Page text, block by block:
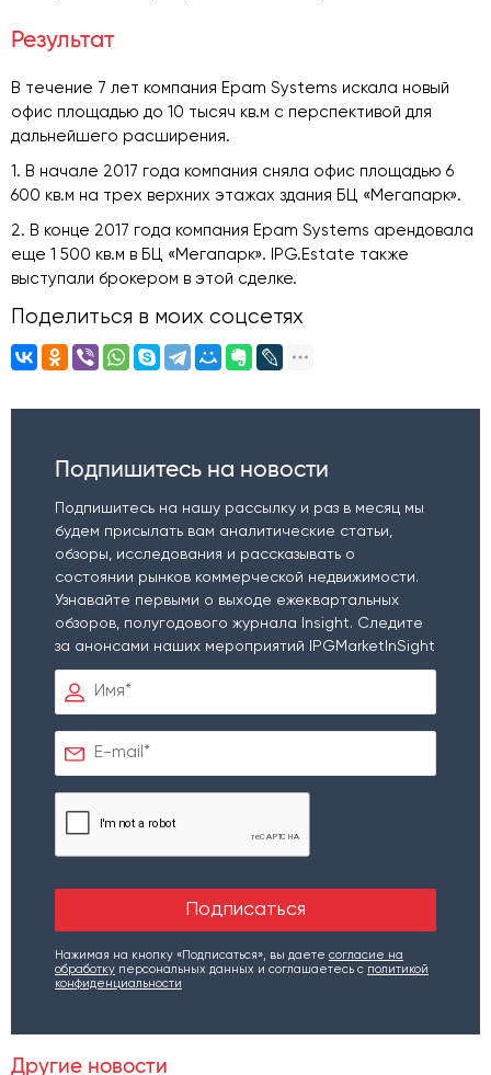
Результат
В течение 7 лет компания Epam Systems искала новый
офис площадью до 10 тысяч кв.м с перспективой для
дальнейшего расширения.
1. В начале 2017 года компания сняла офис площадью 6
600 кв.м на трех верхних этажах здания БЦ «Мегапарк».
2. В конце 2017 года компания Epam Systems арендовала
еще 1 500 кв.м в БЦ «Мегапарк». IPG.Estate также
выступали брокером в этой сделке.
Поделиться в моих соцсетях
Подпишитесь на новости
Подпишитесь на нашу рассылку и раз в месяц мы
будем присылать вам аналитические статьи,
обзоры, исследования и рассказывать о
состоянии рынков коммерческой недвижимости.
Узнавайте первыми о выходе ежеквартальных
обзоров, полугодового журнала Insight. Следите
за анонсами наших мероприятий IPGMarketInSight
Нажимая на кнопку «Подписаться», вы даете согласие на
обработку персональных данных и соглашаетесь c политикой
конфиденциальности
Другие новости